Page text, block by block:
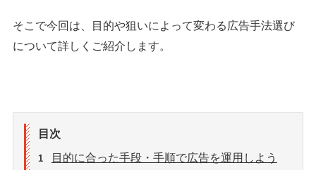
そこで今回は、目的や狙いによって変わる広告手法選び
について詳しくご紹介します。
目次
1 目的に合った手段・手順で広告を運用しよう